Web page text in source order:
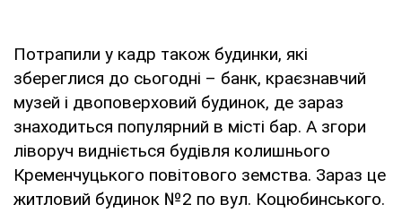
Потрапили у кадр також будинки, які
збереглися до сьогодні – банк, краєзнавчий
музей і двоповерховий будинок, де зараз
знаходиться популярний в місті бар. А згори
ліворуч видніється будівля колишнього
Кременчуцького повітового земства. Зараз це
житловий будинок №2 по вул. Коцюбинського.